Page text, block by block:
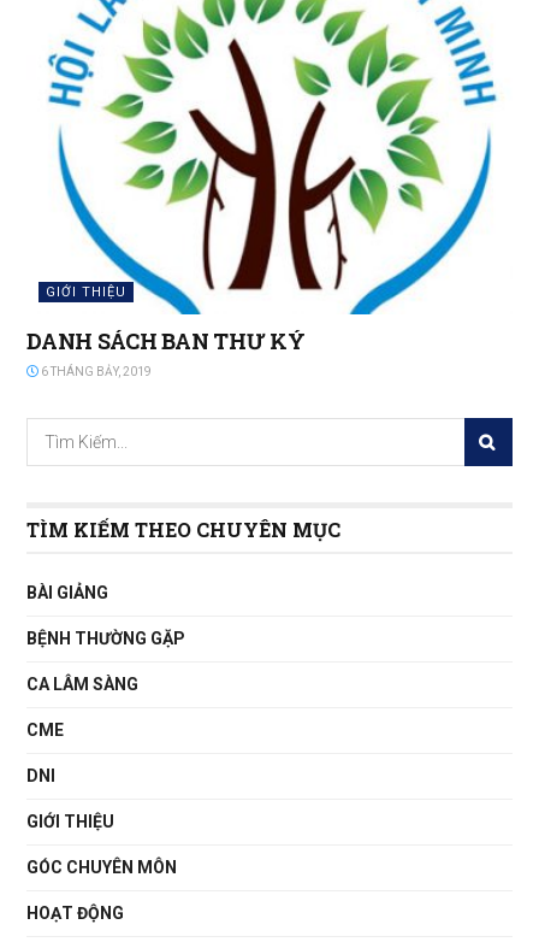
GIỚI THIỆU
DANH SÁCH BAN THƯ KÝ
6 THÁNG BẢY, 2019
TÌM KIẾM THEO CHUYÊN MỤC
BÀI GIẢNG
BỆNH THƯỜNG GẶP
CA LÂM SÀNG
CME
DNI
GIỚI THIỆU
GÓC CHUYÊN MÔN
HOẠT ĐỘNG